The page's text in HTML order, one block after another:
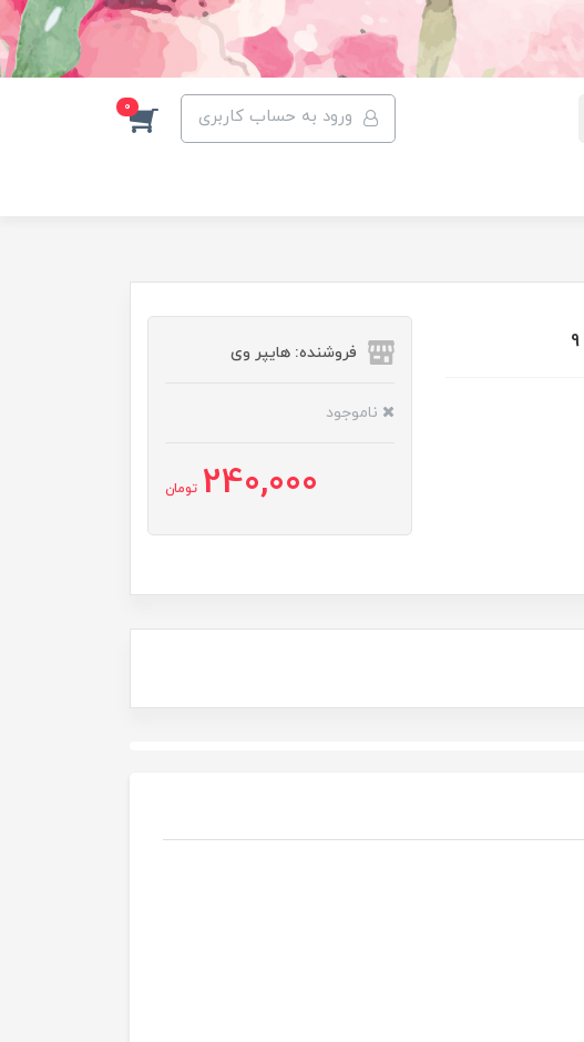
ورود به حساب کاربری 0
فروشنده: هایپر وی
ناموجود
240,000 تومان